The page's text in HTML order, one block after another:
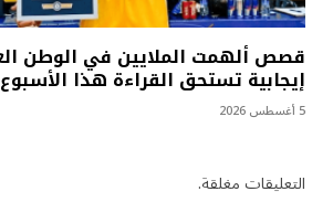
إيجابية تستحق القراءة هذا الأسبوع
5 أغسطس 2026
التعليقات مغلقة.